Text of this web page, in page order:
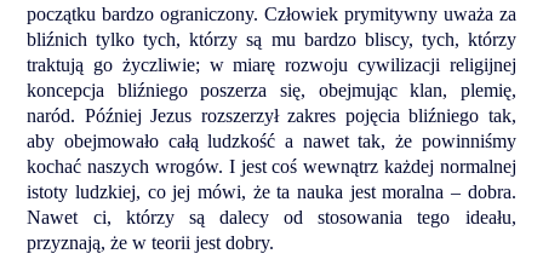
początku bardzo ograniczony. Człowiek prymitywny uważa za
bliźnich tylko tych, którzy są mu bardzo bliscy, tych, którzy
traktują go życzliwie; w miarę rozwoju cywilizacji religijnej
koncepcja bliźniego poszerza się, obejmując klan, plemię,
naród. Później Jezus rozszerzył zakres pojęcia bliźniego tak,
aby obejmowało całą ludzkość a nawet tak, że powinniśmy
kochać naszych wrogów. I jest coś wewnątrz każdej normalnej
istoty ludzkiej, co jej mówi, że ta nauka jest moralna – dobra.
Nawet ci, którzy są dalecy od stosowania tego ideału,
przyznają, że w teorii jest dobry.